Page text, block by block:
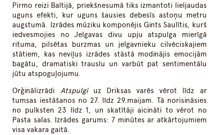
Pirmo reizi Baltijā, priekšnesumā tiks izmantoti lieljaudas
uguns efekti, kur uguns šausies debesīs astoņu metru
augstumā. Izrādes mūziku komponējis Gints Saulītis, kurš
iedvesmojies no Jelgavas divu upju atspulga mierīgā
rituma, pilsētas burzmas un jelgavnieku cilvēciskajiem
stātiem, kas neviļus izrādes stāstā modinājis emocijām
bagātu, dramatiski trauslu un varbūt pat sentimentālu
jūtu atspoguļojumu.
Orģinālizrādi Atspulgiuz Driksas varēs vērot līdz ar
tumsas iestāšanos no 27. līdz 29.maijam. Tā norisināsies
no pulksten 23 līdz 1, un skatītāji aicināti to vērot no
Pasta salas. Izrādes garums: 7 minūtes ar atkārtojumiem
visa vakara gaitā.